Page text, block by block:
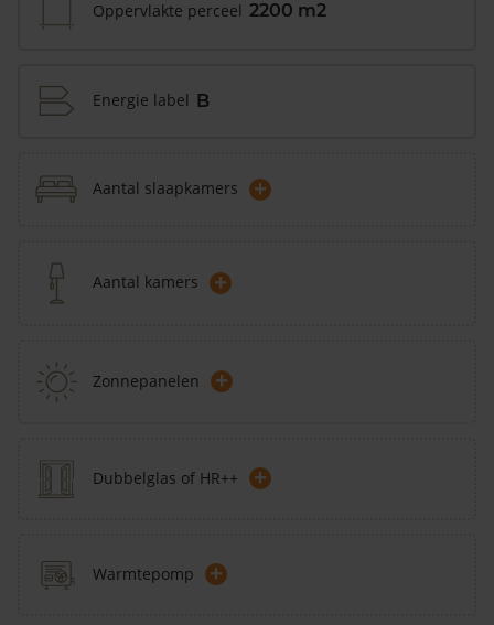
Oppervlakte perceel 2200 m2
Energie label B
Aantal slaapkamers +
Aantal kamers +
Zonnepanelen +
Dubbelglas of HR++ +
Warmtepomp +